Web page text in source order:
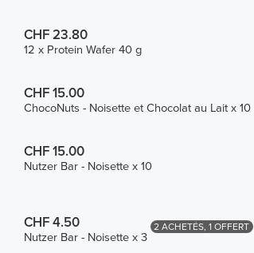
CHF 23.80
12 x Protein Wafer 40 g
CHF 15.00
ChocoNuts - Noisette et Chocolat au Lait x 10
CHF 15.00
Nutzer Bar - Noisette x 10
2 ACHETÉS, 1 OFFERT
CHF 4.50
Nutzer Bar - Noisette x 3